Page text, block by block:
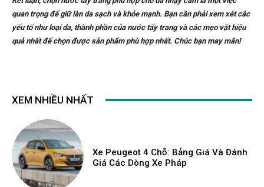
quan trọng để giữ làn da sạch và khỏe mạnh. Bạn cần phải xem xét các
yếu tố như loại da, thành phần của nước tẩy trang và các mẹo vặt hiệu
quả nhất để chọn được sản phẩm phù hợp nhất. Chúc bạn may mắn!
XEM NHIỀU NHẤT
Xe Peugeot 4 Chỗ: Bảng Giá Và Đánh
Giá Các Dòng Xe Pháp